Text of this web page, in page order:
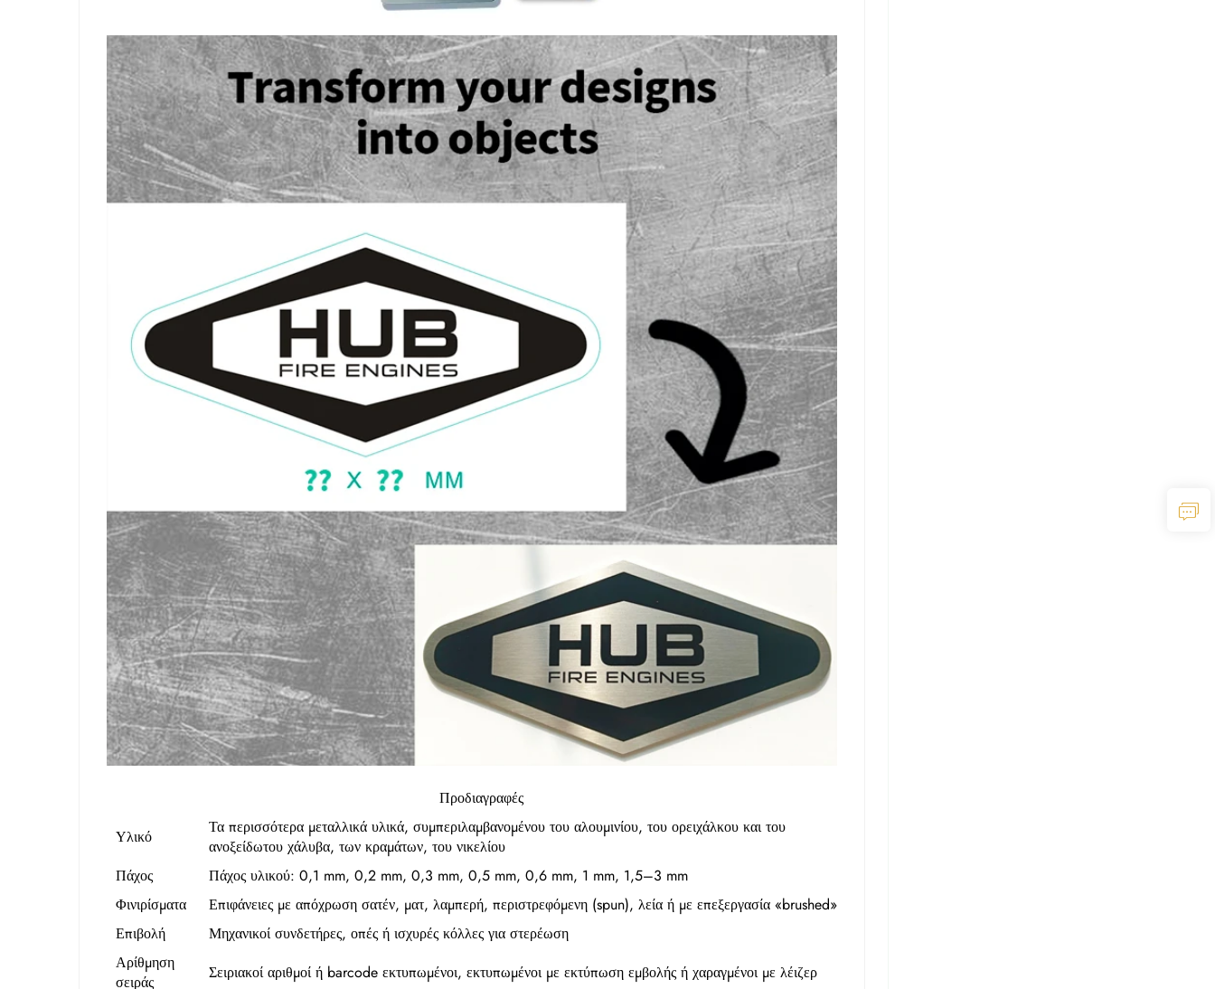
Προδιαγραφές
Υλικό
Τα περισσότερα μεταλλικά υλικά, συμπεριλαμβανομένου του αλουμινίου, του ορειχάλκου και του
ανοξείδωτου χάλυβα, των κραμάτων, του νικελίου
Πάχος
Πάχος υλικού: 0,1 mm, 0,2 mm, 0,3 mm, 0,5 mm, 0,6 mm, 1 mm, 1,5–3 mm
Φινιρίσματα
Επιφάνειες με απόχρωση σατέν, ματ, λαμπερή, περιστρεφόμενη (spun), λεία ή με επεξεργασία «brushed»
Επιβολή
Μηχανικοί συνδετήρες, οπές ή ισχυρές κόλλες για στερέωση
Αρίθμηση
σειράς
Σειριακοί αριθμοί ή barcode εκτυπωμένοι, εκτυπωμένοι με εκτύπωση εμβολής ή χαραγμένοι με λέιζερ